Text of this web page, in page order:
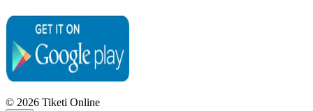
© 2026 Tiketi Online